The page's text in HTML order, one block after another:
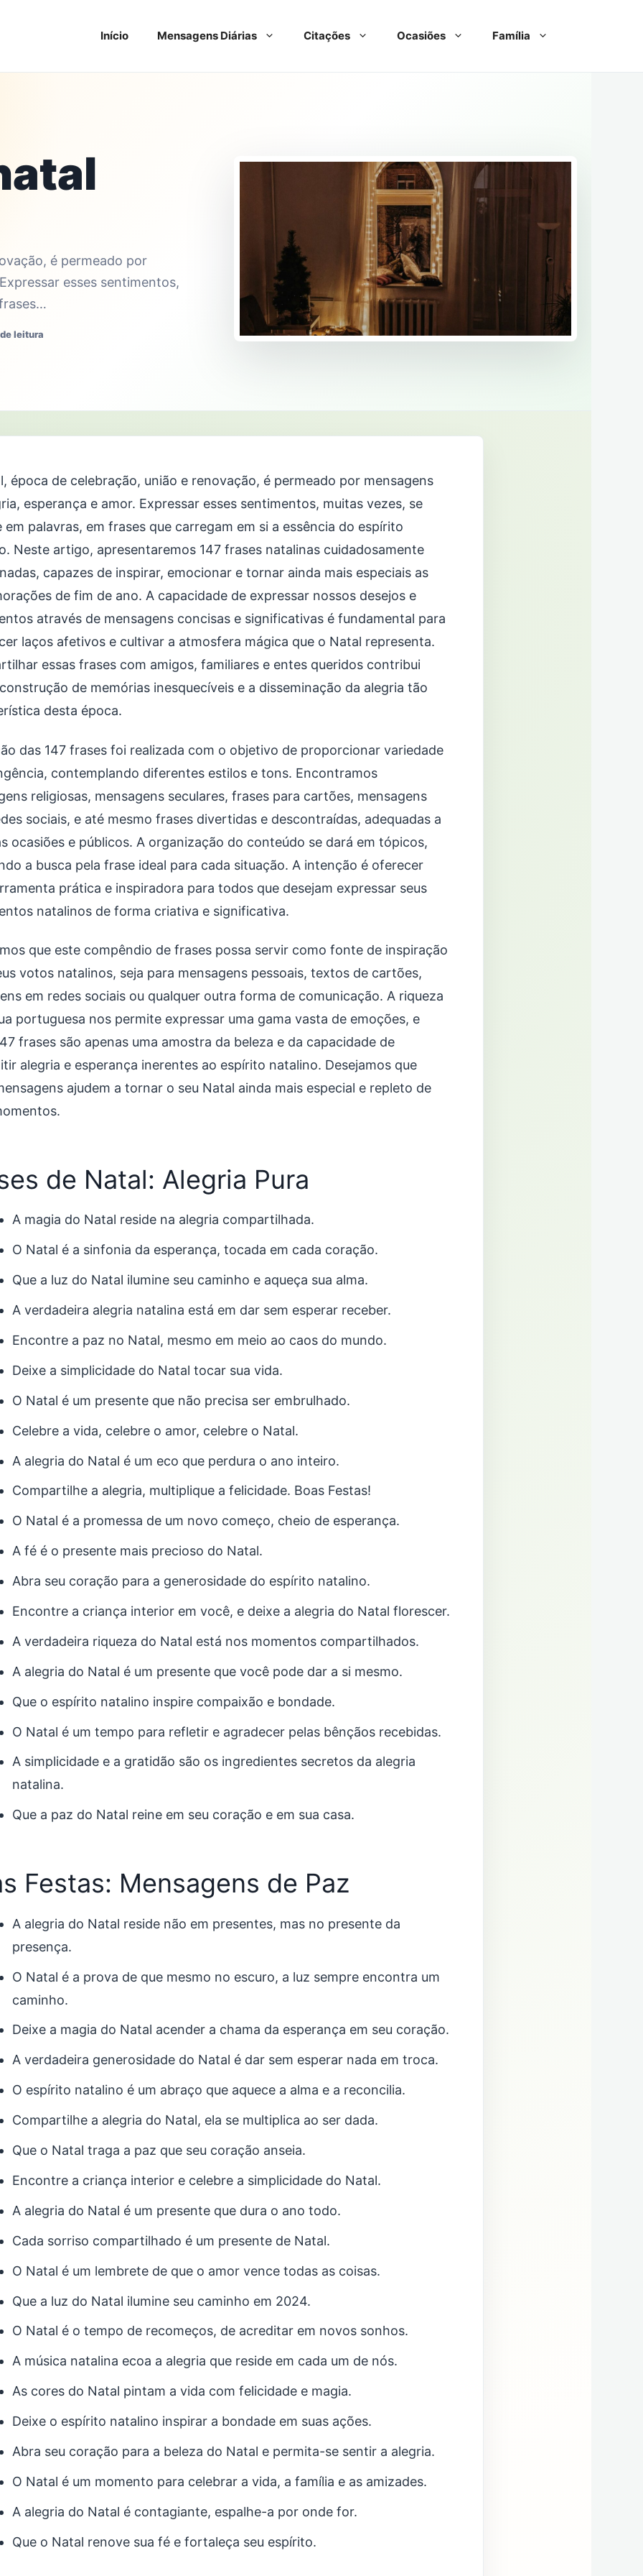
Início Mensagens Diárias Citações Ocasiões Família
é permeado por
esses sentimentos,
leitura
época de celebração, união e renovação, é permeado por mensagens
esperança e amor. Expressar esses sentimentos, muitas vezes, se
em palavras, em frases que carregam em si a essência do espírito
Neste artigo, apresentaremos 147 frases natalinas cuidadosamente
capazes de inspirar, emocionar e tornar ainda mais especiais as
de fim de ano. A capacidade de expressar nossos desejos e
através de mensagens concisas e significativas é fundamental para
laços afetivos e cultivar a atmosfera mágica que o Natal representa.
essas frases com amigos, familiares e entes queridos contribui
de memórias inesquecíveis e a disseminação da alegria tão
desta época.
das 147 frases foi realizada com o objetivo de proporcionar variedade
contemplando diferentes estilos e tons. Encontramos
religiosas, mensagens seculares, frases para cartões, mensagens
sociais, e até mesmo frases divertidas e descontraídas, adequadas a
ocasiões e públicos. A organização do conteúdo se dará em tópicos,
a busca pela frase ideal para cada situação. A intenção é oferecer
prática e inspiradora para todos que desejam expressar seus
natalinos de forma criativa e significativa.
que este compêndio de frases possa servir como fonte de inspiração
votos natalinos, seja para mensagens pessoais, textos de cartões,
em redes sociais ou qualquer outra forma de comunicação. A riqueza
portuguesa nos permite expressar uma gama vasta de emoções, e
frases são apenas uma amostra da beleza e da capacidade de
alegria e esperança inerentes ao espírito natalino. Desejamos que
ajudem a tornar o seu Natal ainda mais especial e repleto de
de Natal: Alegria Pura
A magia do Natal reside na alegria compartilhada.
O Natal é a sinfonia da esperança, tocada em cada coração.
Que a luz do Natal ilumine seu caminho e aqueça sua alma.
A verdadeira alegria natalina está em dar sem esperar receber.
Encontre a paz no Natal, mesmo em meio ao caos do mundo.
Deixe a simplicidade do Natal tocar sua vida.
O Natal é um presente que não precisa ser embrulhado.
Celebre a vida, celebre o amor, celebre o Natal.
A alegria do Natal é um eco que perdura o ano inteiro.
Compartilhe a alegria, multiplique a felicidade. Boas Festas!
O Natal é a promessa de um novo começo, cheio de esperança.
A fé é o presente mais precioso do Natal.
Abra seu coração para a generosidade do espírito natalino.
Encontre a criança interior em você, e deixe a alegria do Natal florescer.
A verdadeira riqueza do Natal está nos momentos compartilhados.
A alegria do Natal é um presente que você pode dar a si mesmo.
Que o espírito natalino inspire compaixão e bondade.
O Natal é um tempo para refletir e agradecer pelas bênçãos recebidas.
A simplicidade e a gratidão são os ingredientes secretos da alegria
natalina.
Que a paz do Natal reine em seu coração e em sua casa.
Festas: Mensagens de Paz
A alegria do Natal reside não em presentes, mas no presente da
presença.
O Natal é a prova de que mesmo no escuro, a luz sempre encontra um
caminho.
Deixe a magia do Natal acender a chama da esperança em seu coração.
A verdadeira generosidade do Natal é dar sem esperar nada em troca.
O espírito natalino é um abraço que aquece a alma e a reconcilia.
Compartilhe a alegria do Natal, ela se multiplica ao ser dada.
Que o Natal traga a paz que seu coração anseia.
Encontre a criança interior e celebre a simplicidade do Natal.
A alegria do Natal é um presente que dura o ano todo.
Cada sorriso compartilhado é um presente de Natal.
O Natal é um lembrete de que o amor vence todas as coisas.
Que a luz do Natal ilumine seu caminho em 2024.
O Natal é o tempo de recomeços, de acreditar em novos sonhos.
A música natalina ecoa a alegria que reside em cada um de nós.
As cores do Natal pintam a vida com felicidade e magia.
Deixe o espírito natalino inspirar a bondade em suas ações.
Abra seu coração para a beleza do Natal e permita-se sentir a alegria.
O Natal é um momento para celebrar a vida, a família e as amizades.
A alegria do Natal é contagiante, espalhe-a por onde for.
Que o Natal renove sua fé e fortaleça seu espírito.